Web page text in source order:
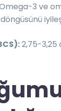
3 ve
döngüsünü
2,75-3,25